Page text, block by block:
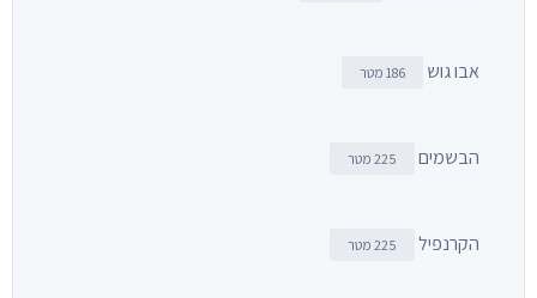
אבו גוש 186 מטר
הבשמים 225 מטר
הקרנפיל 225 מטר